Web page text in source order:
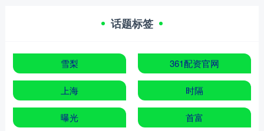
话题标签
雪梨 361配资官网
上海 时隔
曝光 首富